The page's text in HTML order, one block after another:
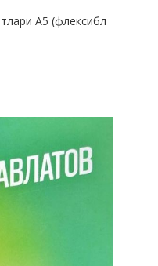
А5 (флексибл